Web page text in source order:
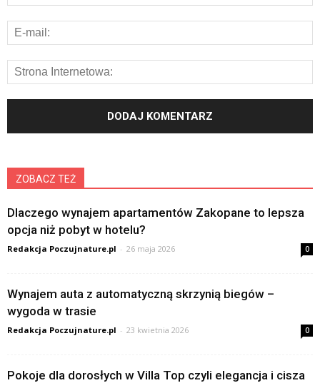
ZOBACZ TEŻ
Dlaczego wynajem apartamentów Zakopane to lepsza
opcja niż pobyt w hotelu?
Redakcja Poczujnature.pl - 26 maja 2026 0
Wynajem auta z automatyczną skrzynią biegów –
wygoda w trasie
Redakcja Poczujnature.pl - 23 kwietnia 2026 0
Pokoje dla dorosłych w Villa Top czyli elegancja i cisza